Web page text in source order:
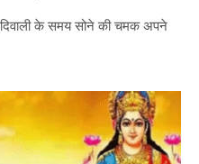
के समय सोने की चमक अपने